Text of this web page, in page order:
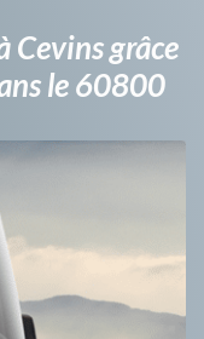
Cevins grâce
le 60800